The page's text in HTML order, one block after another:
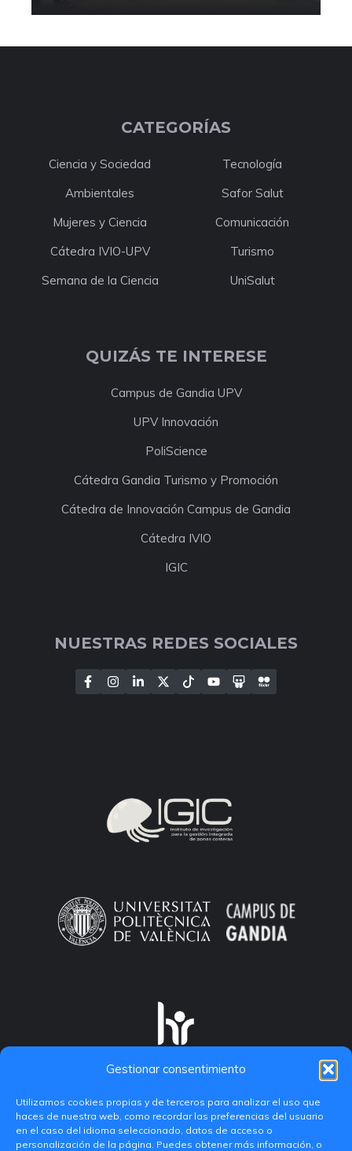
Gestionar consentimiento
Utilizamos cookies propias y de terceros para analizar el uso que
haces de nuestra web, como recordar las preferencias del usuario
en el caso del idioma seleccionado, datos de acceso o
personalización de la página. Puedes obtener más información, o
CATEGORÍAS
Ciencia y Sociedad
Tecnología
Ambientales
Safor Salut
Mujeres y Ciencia
Comunicación
Cátedra IVIO-UPV
Turismo
Semana de la Ciencia
UniSalut
QUIZÁS TE INTERESE
Campus de Gandia UPV
UPV Innovación
PoliScience
Cátedra Gandia Turismo y Promoción
Cátedra de Innovación Campus de Gandia
Cátedra IVIO
IGIC
NUESTRAS REDES SOCIALES